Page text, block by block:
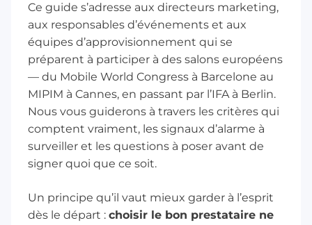
Ce guide s’adresse aux directeurs marketing,
aux responsables d’événements et aux
équipes d’approvisionnement qui se
préparent à participer à des salons européens
— du Mobile World Congress à Barcelone au
MIPIM à Cannes, en passant par l’IFA à Berlin.
Nous vous guiderons à travers les critères qui
comptent vraiment, les signaux d’alarme à
surveiller et les questions à poser avant de
signer quoi que ce soit.
Un principe qu’il vaut mieux garder à l’esprit
dès le départ : choisir le bon prestataire ne